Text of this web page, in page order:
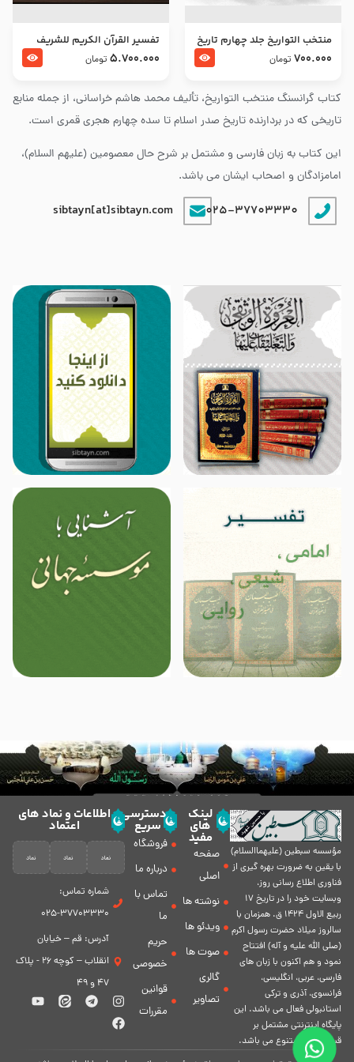
کتاب گرانسنگ منتخب التواريخ، تألیف محمد هاشم خراسانی، از جمله منابع
تاریخی که در بردارنده تاریخ صدر اسلام تا سده چهارم هجری قمری است.
این کتاب به زبان فارسی و مشتمل بر شرح حال معصومین (علیهم السلام)،
امامزادگان و اصحاب ایشان می باشد.
025-37703330
sibtayn[at]sibtayn.com
منتخب التواریخ جلد چهارم تاریخ
امام زین العابدین و امام محمد
700.000 تومان
تفسير القرآن الكريم للشريف
المرتضي قدس سرّه
5.700.000 تومان
مؤسسه سبطين (عليهماالسلام)
با يقين به ضرورت بهره گیرى از
فناورى اطلاع رسانى روز،
وبسایت خود را در تاريخ 17
ربيع الاول 1424 ق. همزمان با
سالروز ميلاد حضرت رسول اكرم
(صلی الله علیه و آله) افتتاح
نمود و هم اكنون با زبان های
فارسی، عربى، انگلیسی،
فرانسوی، آذری و ترکی
استانبولی فعال مى باشد. اين
پايگاه اينترنتى مشتمل بر
قسمت هاى متنوع مى باشد.
لینک
های
مفید
صفحه
اصلی
نوشته ها
ویدئو ها
صوت ها
گالری
تصاویر
دسترسی
سریع
فروشگاه
درباره ما
تماس با
ما
حریم
خصوصی
قوانین
مقررات
اطلاعات و نماد های
اعتماد
شماره تماس:
37703330-025
آدرس: قم – خیابان
انقلاب – کوچه 26 - پلاک
47 و 49